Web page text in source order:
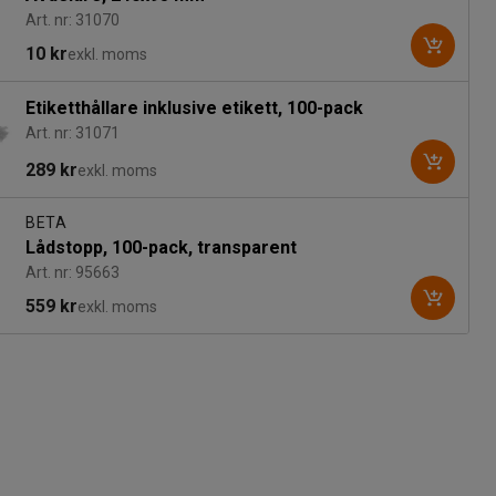
Art. nr: 31070
10 krexkl. moms
Etiketthållare inklusive etikett, 100-pack
Art. nr: 31071
289 krexkl. moms
BETA
Lådstopp, 100-pack, transparent
Art. nr: 95663
559 krexkl. moms